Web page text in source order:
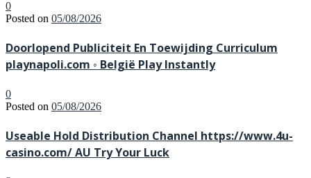
0
Posted on 05/08/2026
Doorlopend Publiciteit En Toewijding Curriculum
playnapoli.com ◦ België Play Instantly
0
Posted on 05/08/2026
Useable Hold Distribution Channel https://www.4u-
casino.com/ AU Try Your Luck